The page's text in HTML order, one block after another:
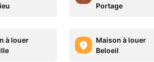
Portage
à louer
Maison à louer
Beloeil